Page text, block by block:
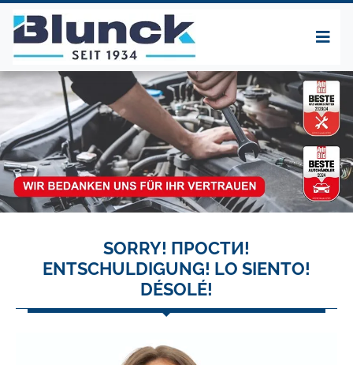
SORRY! ПРОСТИ!
ENTSCHULDIGUNG! LO SIENTO!
DÉSOLÉ!